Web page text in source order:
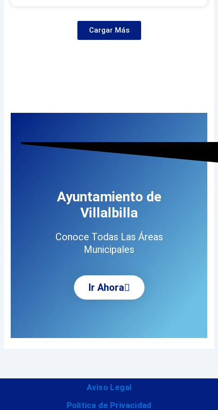
Cargar Más
Ayuntamiento de
Villalbilla
Conoce Todas Las Áreas
Municipales
Ir Ahora
Aviso Legal
Politica de Privacidad